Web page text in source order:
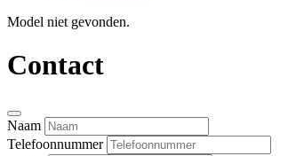
Model niet gevonden.
Contact
Naam
Telefoonnummer